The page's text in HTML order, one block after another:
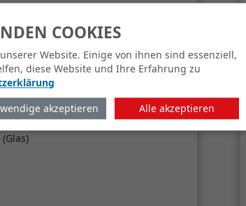
Sekt
COOKIES
Website. Einige von ihnen sind essenziell,
diese Website und Ihre Erfahrung zu
akzeptieren Alle akzeptieren